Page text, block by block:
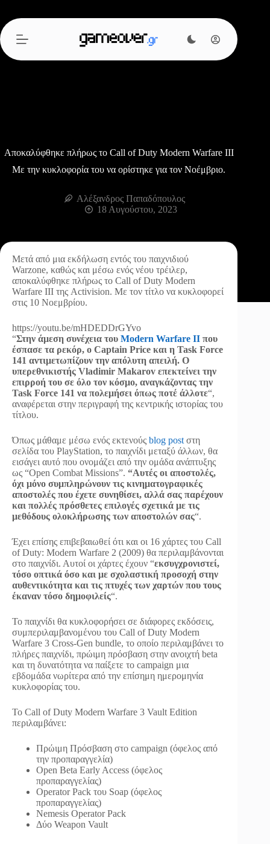
περιεχόμενο
Αποκαλύφθηκε πλήρως το Call of Duty Modern Warfare III
Με την κυκλοφορία του να ορίστηκε για τον Νοέμβριο.
Αλέξανδρος Παπαδόπουλος
18 Αυγούστου, 2023
Μετά από μια εκδήλωση εντός του παιχνιδιού
Warzone, καθώς και μέσω ενός νέου τρέιλερ,
αποκαλύφθηκε πλήρως το Call of Duty Modern
Warfare III της Activision. Με τον τίτλο να κυκλοφορεί
στις 10 Νοεμβρίου.
https://youtu.be/mHDEDDrGYvo
“Στην άμεση συνέχεια του Modern Warfare II που
έσπασε τα ρεκόρ, ο Captain Price και η Task Force
141 αντιμετωπίζουν την απόλυτη απειλή. Ο
υπερεθνικιστής Vladimir Makarov επεκτείνει την
επιρροή του σε όλο τον κόσμο, αναγκάζοντας την
Task Force 141 να πολεμήσει όπως ποτέ άλλοτε“,
αναφέρεται στην περιγραφή της κεντρικής ιστορίας του
τίτλου.
Όπως μάθαμε μέσω ενός εκτενούς blog post στη
σελίδα του PlayStation, το παιχνίδι μεταξύ άλλων, θα
εισάγει αυτό που ονομάζει από την ομάδα ανάπτυξης
ως “Open Combat Missions”. “Αυτές οι αποστολές,
όχι μόνο συμπληρώνουν τις κινηματογραφικές
αποστολές που έχετε συνηθίσει, αλλά σας παρέχουν
και πολλές πρόσθετες επιλογές σχετικά με τις
μεθόδους ολοκλήρωσης των αποστολών σας“.
Έχει επίσης επιβεβαιωθεί ότι και οι 16 χάρτες του Call
of Duty: Modern Warfare 2 (2009) θα περιλαμβάνονται
στο παιχνίδι. Αυτοί οι χάρτες έχουν “εκσυγχρονιστεί,
τόσο οπτικά όσο και με σχολαστική προσοχή στην
αυθεντικότητα και τις πτυχές των χαρτών που τους
έκαναν τόσο δημοφιλείς“.
Το παιχνίδι θα κυκλοφορήσει σε διάφορες εκδόσεις,
συμπεριλαμβανομένου του Call of Duty Modern
Warfare 3 Cross-Gen bundle, το οποίο περιλαμβάνει το
πλήρες παιχνίδι, πρώιμη πρόσβαση στην ανοιχτή beta
και τη δυνατότητα να παίξετε το campaign μια
εβδομάδα νωρίτερα από την επίσημη ημερομηνία
κυκλοφορίας του.
Το Call of Duty Modern Warfare 3 Vault Edition
περιλαμβάνει:
Πρώιμη Πρόσβαση στο campaign (όφελος από
την προπαραγγελία)
Open Beta Early Access (όφελος
προπαραγγελίας)
Operator Pack του Soap (όφελος
προπαραγγελίας)
Nemesis Operator Pack
Δύο Weapon Vault